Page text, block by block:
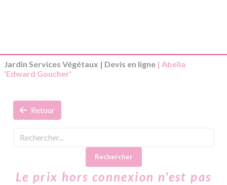
Jardin Services Végétaux | Devis en ligne | Abelia
'Edward Goucher'
Retour
Rechercher
Le prix hors connexion n'est pas